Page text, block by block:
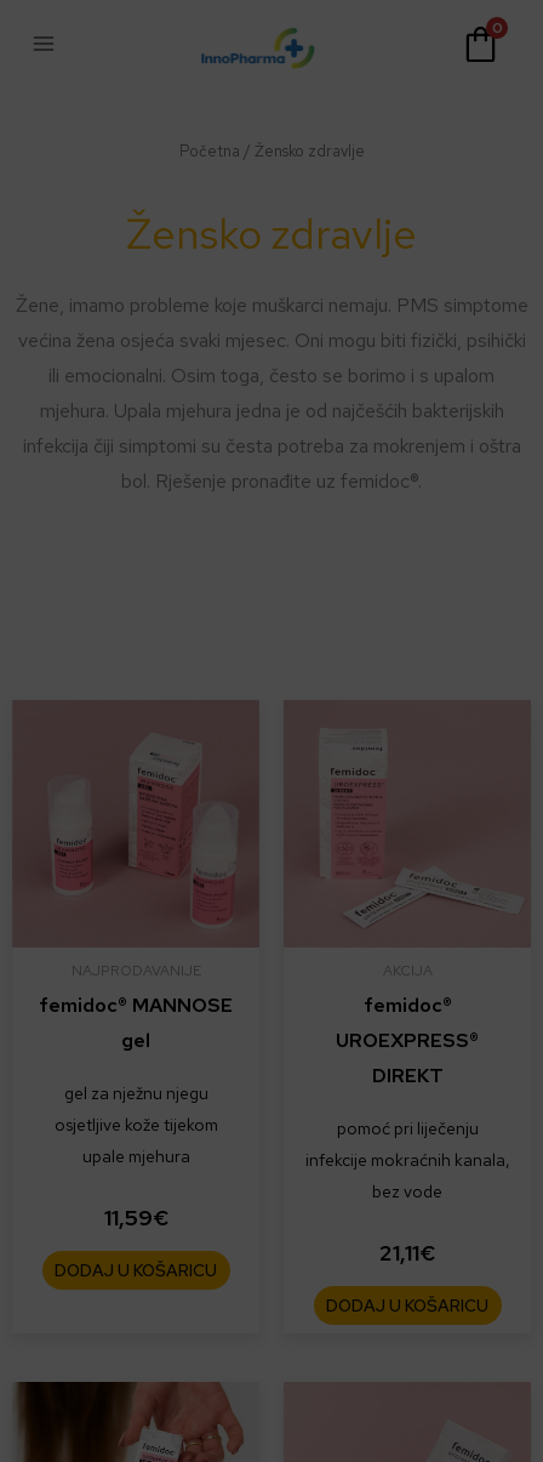
0
Početna / Žensko zdravlje
Žensko zdravlje
Žene, imamo probleme koje muškarci nemaju. PMS simptome
većina žena osjeća svaki mjesec. Oni mogu biti fizički, psihički
ili emocionalni. Osim toga, često se borimo i s upalom
mjehura. Upala mjehura jedna je od najčešćih bakterijskih
infekcija čiji simptomi su česta potreba za mokrenjem i oštra
bol. Rješenje pronađite uz femidoc®.
NAJPRODAVANIJE
femidoc® MANNOSE
gel
gel za nježnu njegu
osjetljive kože tijekom
upale mjehura
11,59€
DODAJ U KOŠARICU
AKCIJA
femidoc®
UROEXPRESS®
DIREKT
pomoć pri liječenju
infekcije mokraćnih kanala,
bez vode
21,11€
DODAJ U KOŠARICU